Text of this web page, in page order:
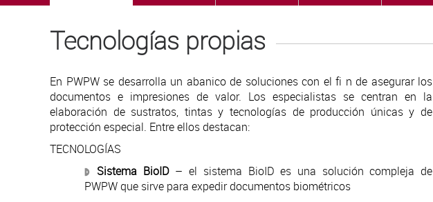
Tecnologías propias
En PWPW se desarrolla un abanico de soluciones con el fi n de asegurar los
documentos e impresiones de valor. Los especialistas se centran en la
elaboración de sustratos, tintas y tecnologías de producción únicas y de
protección especial. Entre ellos destacan:
TECNOLOGÍAS
Sistema BioID– el sistema BioID es una solución compleja de
PWPW que sirve para expedir documentos biométricos